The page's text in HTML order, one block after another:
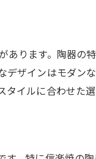
あります。陶器の
デザインはモダン
イルに合わせた選